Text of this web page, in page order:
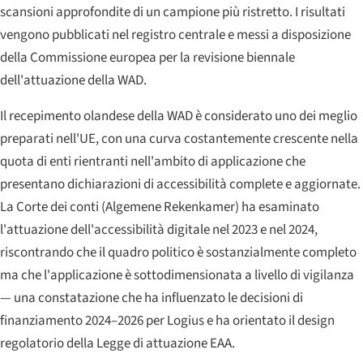
scansioni approfondite di un campione più ristretto. I risultati
vengono pubblicati nel registro centrale e messi a disposizione
della Commissione europea per la revisione biennale
dell'attuazione della WAD.
Il recepimento olandese della WAD è considerato uno dei meglio
preparati nell'UE, con una curva costantemente crescente nella
quota di enti rientranti nell'ambito di applicazione che
presentano dichiarazioni di accessibilità complete e aggiornate.
La Corte dei conti (Algemene Rekenkamer) ha esaminato
l'attuazione dell'accessibilità digitale nel 2023 e nel 2024,
riscontrando che il quadro politico è sostanzialmente completo
ma che l'applicazione è sottodimensionata a livello di vigilanza
— una constatazione che ha influenzato le decisioni di
finanziamento 2024–2026 per Logius e ha orientato il design
regolatorio della Legge di attuazione EAA.